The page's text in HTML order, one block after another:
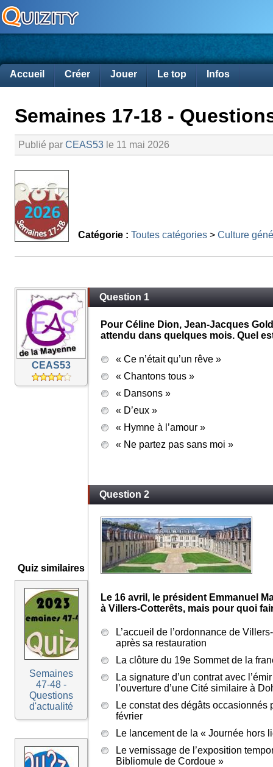
Accueil Créer Jouer Le top Infos
Semaines 17-18 -
Publié par CEAS53 le 11 mai 2026
Catégorie : Toutes catégories > Culture
CEAS53
Quiz similaires
Semaines
47-48 -
Questions
d'actualité
Question 1
Pour Céline Dion, Jean-Jacques
attendu dans quelques mois. Quel
« Ce n’était qu’un rêve »
« Chantons tous »
« Dansons »
« D’eux »
« Hymne à l’amour »
« Ne partez pas sans moi »
Question 2
Le 16 avril, le président Emmanuel
à Villers-Cotterêts, mais pour quoi
L’accueil de l’ordonnance de
après sa restauration
La clôture du 19e Sommet de la
La signature d’un contrat avec
l’ouverture d’une Cité similaire à
Le constat des dégâts occasionnés
février
Le lancement de la « Journée hors
Le vernissage de l’exposition
Bibliomule de Cordoue »